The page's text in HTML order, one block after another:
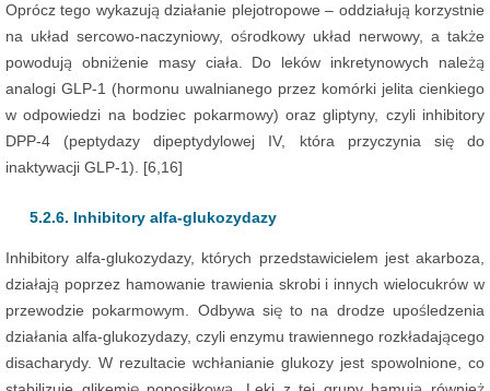
Oprócz tego wykazują działanie plejotropowe – oddziałują korzystnie
na układ sercowo-naczyniowy, ośrodkowy układ nerwowy, a także
powodują obniżenie masy ciała. Do leków inkretynowych należą
analogi GLP-1 (hormonu uwalnianego przez komórki jelita cienkiego
w odpowiedzi na bodziec pokarmowy) oraz gliptyny, czyli inhibitory
DPP-4 (peptydazy dipeptydylowej IV, która przyczynia się do
inaktywacji GLP-1). [6,16]
5.2.6. Inhibitory alfa-glukozydazy
Inhibitory alfa-glukozydazy, których przedstawicielem jest akarboza,
działają poprzez hamowanie trawienia skrobi i innych wielocukrów w
przewodzie pokarmowym. Odbywa się to na drodze upośledzenia
działania alfa-glukozydazy, czyli enzymu trawiennego rozkładającego
disacharydy. W rezultacie wchłanianie glukozy jest spowolnione, co